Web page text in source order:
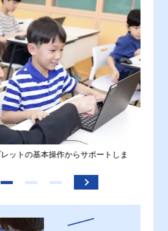
ットの基本操作からサポートしま